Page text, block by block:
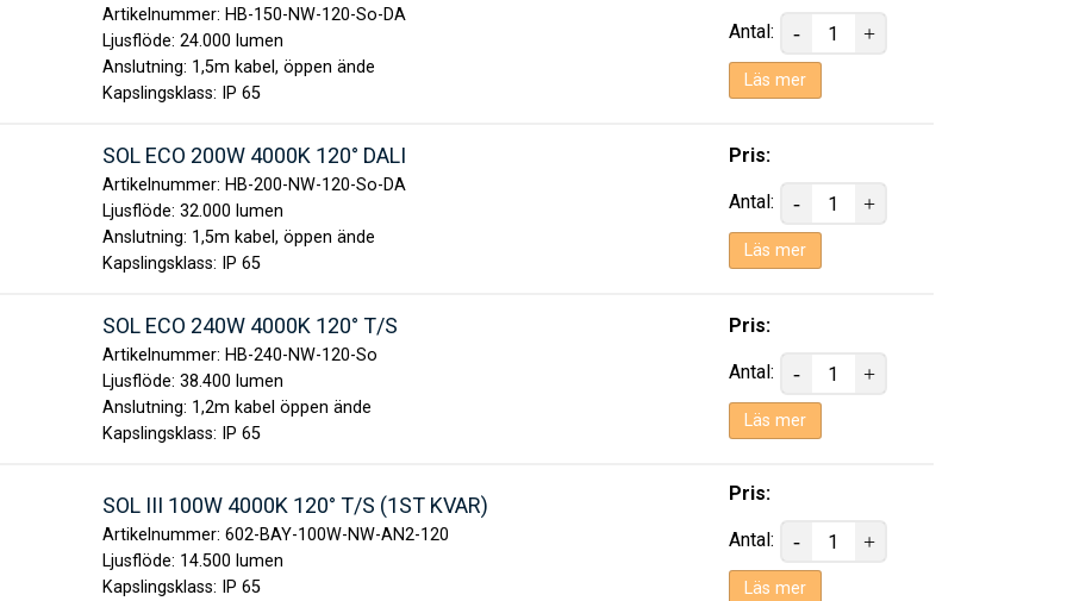
Artikelnummer: HB-150-NW-120-So-DA
Ljusflöde: 24.000 lumen
Anslutning: 1,5m kabel, öppen ände
Kapslingsklass:
IP 65
Antal:
Läs mer
SOL ECO 200W 4000K 120° DALI
Artikelnummer: HB-200-NW-120-So-DA
Ljusflöde: 32.000 lumen
Anslutning: 1,5m kabel, öppen ände
Kapslingsklass:
IP 65
Pris:
Antal:
Läs mer
SOL ECO 240W 4000K 120° T/S
Artikelnummer: HB-240-NW-120-So
Ljusflöde: 38.400 lumen
Anslutning: 1,2m kabel öppen ände
Kapslingsklass:
IP 65
Pris:
Antal:
Läs mer
SOL III 100W 4000K 120° T/S (1ST KVAR)
Artikelnummer: 602-BAY-100W-NW-AN2-120
Ljusflöde: 14.500 lumen
Kapslingsklass:
IP 65
Pris:
Antal:
Läs mer